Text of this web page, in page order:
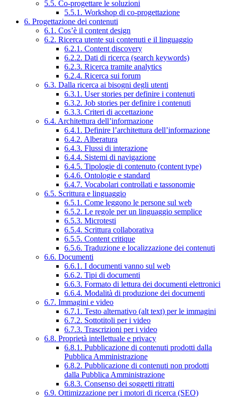
5.5. Co-progettare le soluzioni
5.5.1. Workshop di co-progettazione
6. Progettazione dei contenuti
6.1. Cos’è il content design
6.2. Ricerca utente sui contenuti e il linguaggio
6.2.1. Content discovery
6.2.2. Dati di ricerca (search keywords)
6.2.3. Ricerca tramite analytics
6.2.4. Ricerca sui forum
6.3. Dalla ricerca ai bisogni degli utenti
6.3.1. User stories per definire i contenuti
6.3.2. Job stories per definire i contenuti
6.3.3. Criteri di accettazione
6.4. Architettura dell’informazione
6.4.1. Definire l’architettura dell’informazione
6.4.2. Alberatura
6.4.3. Flussi di interazione
6.4.4. Sistemi di navigazione
6.4.5. Tipologie di contenuto (content type)
6.4.6. Ontologie e standard
6.4.7. Vocabolari controllati e tassonomie
6.5. Scrittura e linguaggio
6.5.1. Come leggono le persone sul web
6.5.2. Le regole per un linguaggio semplice
6.5.3. Microtesti
6.5.4. Scrittura collaborativa
6.5.5. Content critique
6.5.6. Traduzione e localizzazione dei contenuti
6.6. Documenti
6.6.1. I documenti vanno sul web
6.6.2. Tipi di documenti
6.6.3. Formato di lettura dei documenti elettronici
6.6.4. Modalità di produzione dei documenti
6.7. Immagini e video
6.7.1. Testo alternativo (alt text) per le immagini
6.7.2. Sottotitoli per i video
6.7.3. Trascrizioni per i video
6.8. Proprietà intellettuale e privacy
6.8.1. Pubblicazione di contenuti prodotti dalla
Pubblica Amministrazione
6.8.2. Pubblicazione di contenuti non prodotti
dalla Pubblica Amministrazione
6.8.3. Consenso dei soggetti ritratti
6.9. Ottimizzazione per i motori di ricerca (SEO)